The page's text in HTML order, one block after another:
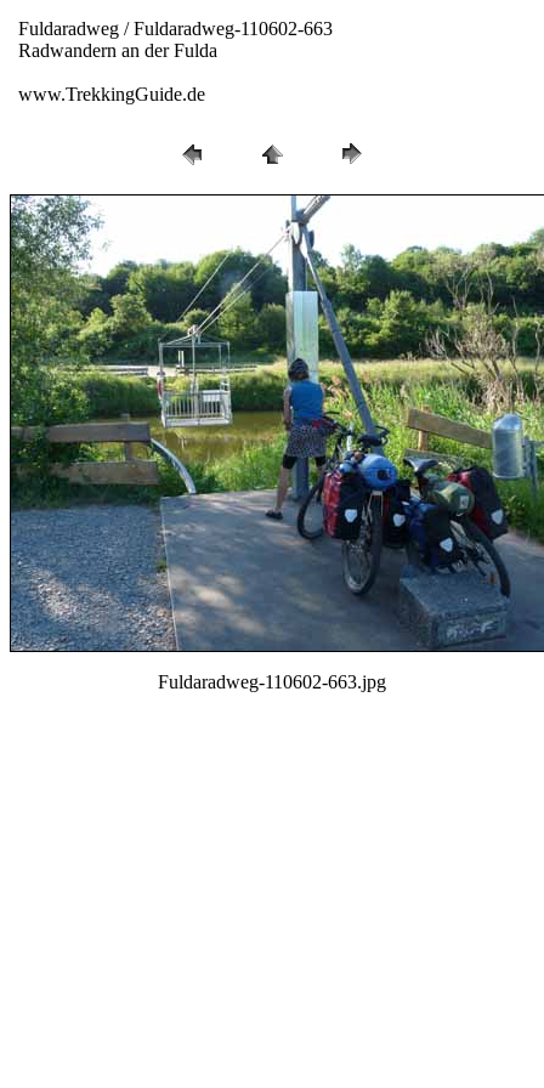
Fuldaradweg / Fuldaradweg-110602-663
Radwandern an der Fulda
www.TrekkingGuide.de
Fuldaradweg-110602-663.jpg